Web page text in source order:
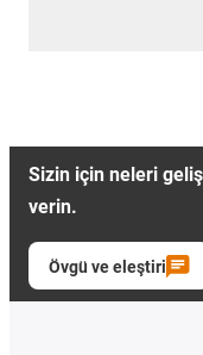
Sizin için neleri
verin.
Övgü ve eleştiri